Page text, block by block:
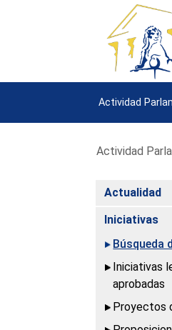
Actividad
Actividad
Actualidad
Iniciativas
Búsqueda
Iniciativas
aprobadas
Proyectos